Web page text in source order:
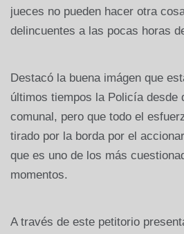
jueces no pueden hacer otra
delincuentes a las pocas horas
Destacó la buena imágen que
últimos tiempos la Policía desde
comunal, pero que todo el
tirado por la borda por el
que es uno de los más
momentos.
A través de este petitorio